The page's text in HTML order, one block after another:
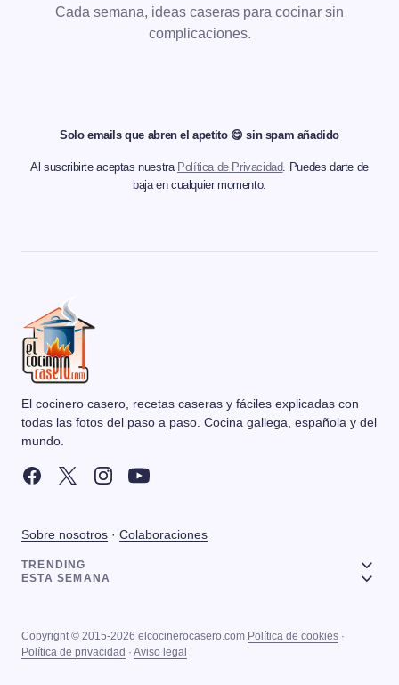
Cada semana, ideas caseras para cocinar sin
complicaciones.
Solo emails que abren el apetito 😋 sin spam añadido
Al suscribirte aceptas nuestra Política de Privacidad. Puedes darte de
baja en cualquier momento.
El cocinero casero, recetas caseras y fáciles explicadas con
todas las fotos del paso a paso. Cocina gallega, española y del
mundo.
Sobre nosotros · Colaboraciones
TRENDING
ESTA SEMANA
Copyright © 2015-2026 elcocinerocasero.com Política de cookies ·
Política de privacidad · Aviso legal